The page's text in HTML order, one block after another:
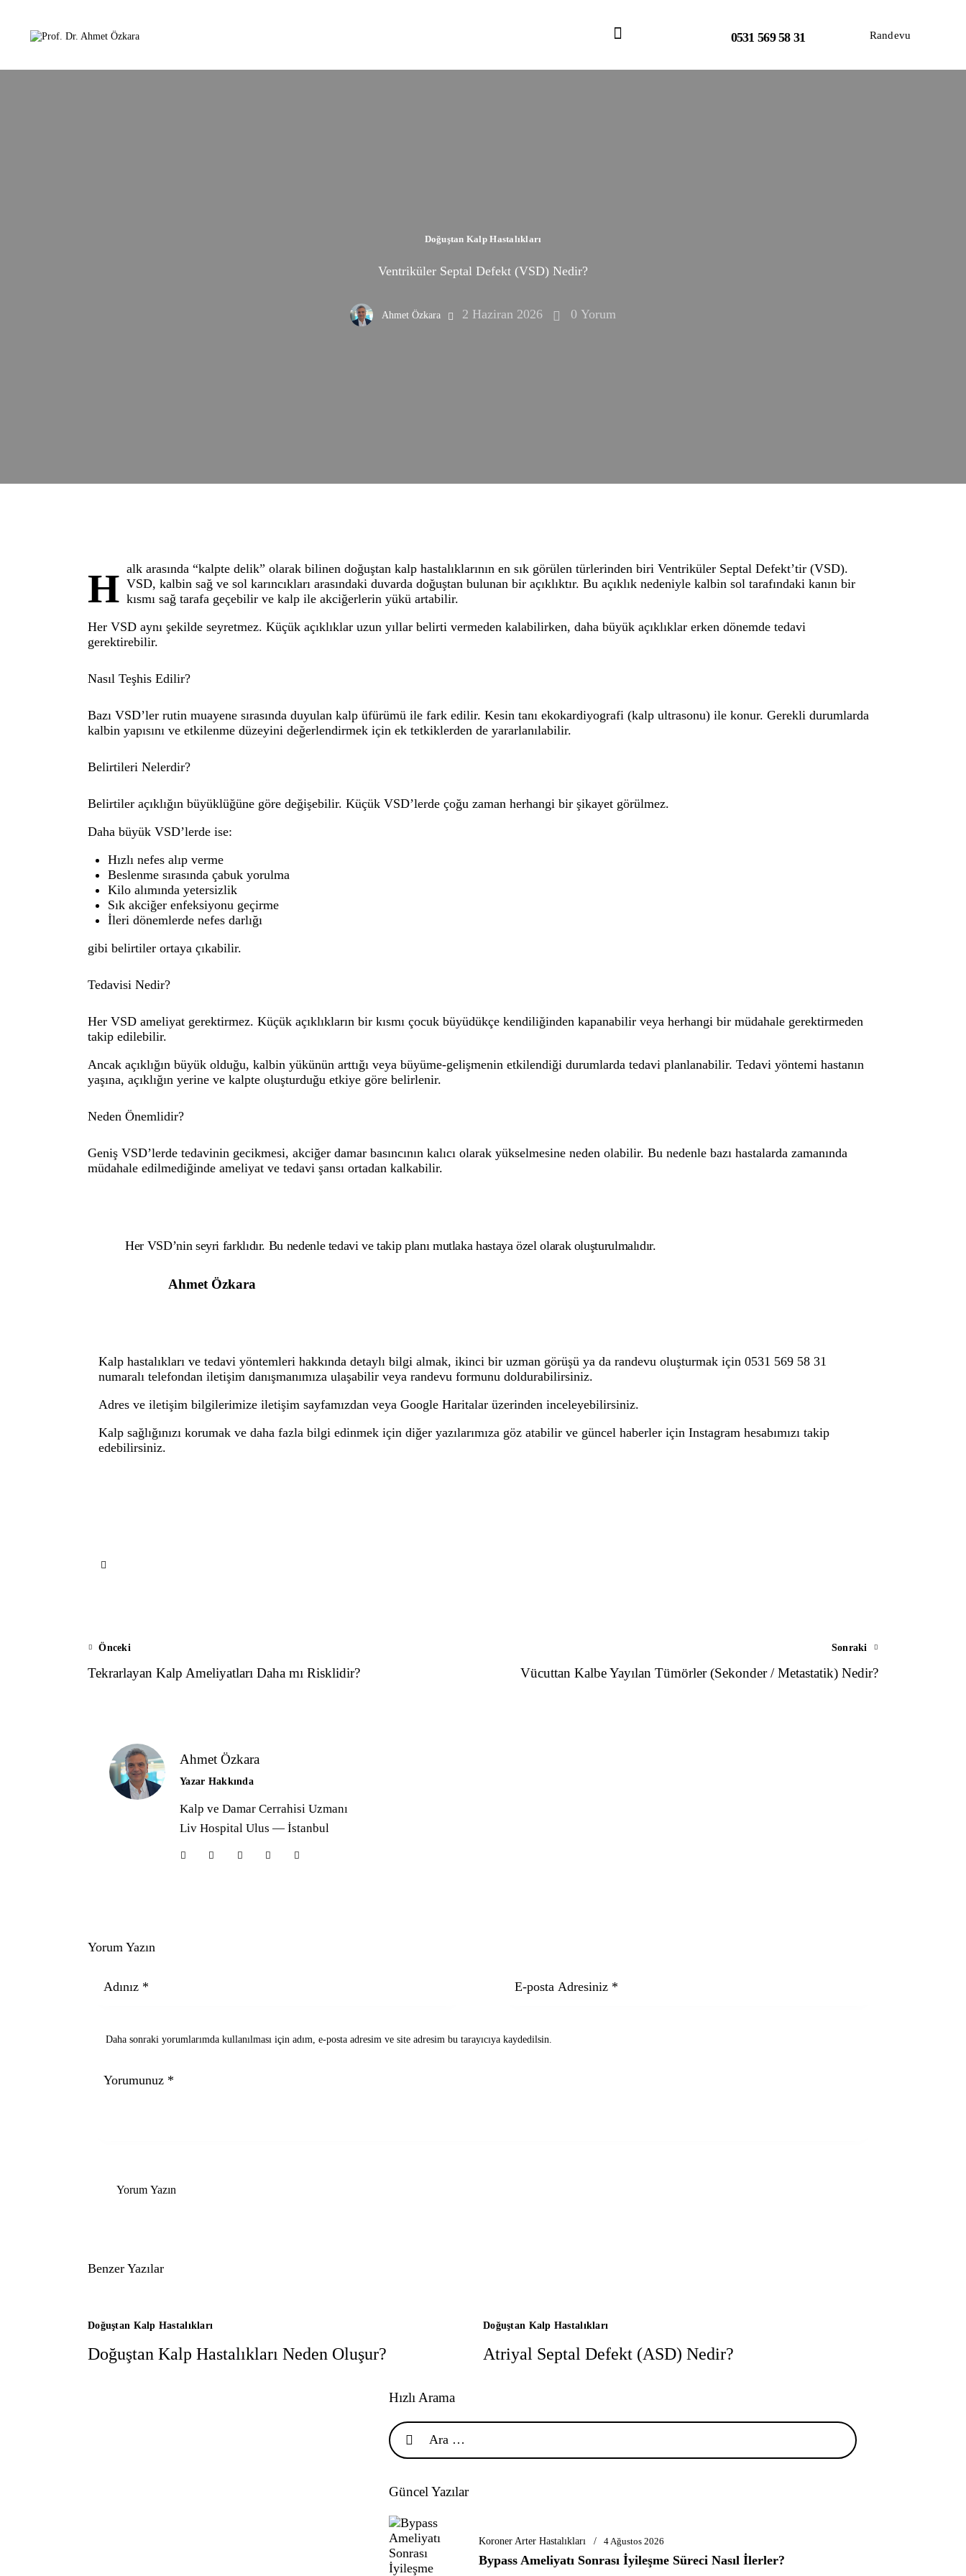
0531 569 58 31 Randevu
Doğuştan Kalp Hastalıkları
Ventriküler Septal Defekt (VSD) Nedir?
Ahmet Özkara 2 Haziran 2026 0 Yorum
H alk arasında “kalpte delik” olarak bilinen doğuştan kalp hastalıklarının en sık görülen türlerinden biri Ventriküler Septal Defekt’tir (VSD).
VSD, kalbin sağ ve sol karıncıkları arasındaki duvarda doğuştan bulunan bir açıklıktır. Bu açıklık nedeniyle kalbin sol tarafındaki kanın bir
kısmı sağ tarafa geçebilir ve kalp ile akciğerlerin yükü artabilir.
Her VSD aynı şekilde seyretmez. Küçük açıklıklar uzun yıllar belirti vermeden kalabilirken, daha büyük açıklıklar erken dönemde tedavi
gerektirebilir.
Nasıl Teşhis Edilir?
Bazı VSD’ler rutin muayene sırasında duyulan kalp üfürümü ile fark edilir. Kesin tanı ekokardiyografi (kalp ultrasonu) ile konur. Gerekli durumlarda
kalbin yapısını ve etkilenme düzeyini değerlendirmek için ek tetkiklerden de yararlanılabilir.
Belirtileri Nelerdir?
Belirtiler açıklığın büyüklüğüne göre değişebilir. Küçük VSD’lerde çoğu zaman herhangi bir şikayet görülmez.
Daha büyük VSD’lerde ise:
Hızlı nefes alıp verme
Beslenme sırasında çabuk yorulma
Kilo alımında yetersizlik
Sık akciğer enfeksiyonu geçirme
İleri dönemlerde nefes darlığı
gibi belirtiler ortaya çıkabilir.
Tedavisi Nedir?
Her VSD ameliyat gerektirmez. Küçük açıklıkların bir kısmı çocuk büyüdükçe kendiliğinden kapanabilir veya herhangi bir müdahale gerektirmeden
takip edilebilir.
Ancak açıklığın büyük olduğu, kalbin yükünün arttığı veya büyüme-gelişmenin etkilendiği durumlarda tedavi planlanabilir. Tedavi yöntemi hastanın
yaşına, açıklığın yerine ve kalpte oluşturduğu etkiye göre belirlenir.
Neden Önemlidir?
Geniş VSD’lerde tedavinin gecikmesi, akciğer damar basıncının kalıcı olarak yükselmesine neden olabilir. Bu nedenle bazı hastalarda zamanında
müdahale edilmediğinde ameliyat ve tedavi şansı ortadan kalkabilir.
Her VSD’nin seyri farklıdır. Bu nedenle tedavi ve takip planı mutlaka hastaya özel olarak oluşturulmalıdır.
Ahmet Özkara
Kalp hastalıkları ve tedavi yöntemleri hakkında detaylı bilgi almak, ikinci bir uzman görüşü ya da randevu oluşturmak için 0531 569 58 31
numaralı telefondan iletişim danışmanımıza ulaşabilir veya randevu formunu doldurabilirsiniz.
Adres ve iletişim bilgilerimize iletişim sayfamızdan veya Google Haritalar üzerinden inceleyebilirsiniz.
Kalp sağlığınızı korumak ve daha fazla bilgi edinmek için diğer yazılarımıza göz atabilir ve güncel haberler için Instagram hesabımızı takip
edebilirsiniz.
Önceki
Tekrarlayan Kalp Ameliyatları Daha mı Risklidir?
Sonraki
Vücuttan Kalbe Yayılan Tümörler (Sekonder / Metastatik) Nedir?
Ahmet Özkara
Yazar Hakkında
Kalp ve Damar Cerrahisi Uzmanı
Liv Hospital Ulus — İstanbul
Yorum Yazın
Daha sonraki yorumlarımda kullanılması için adım, e-posta adresim ve site adresim bu tarayıcıya kaydedilsin.
Benzer Yazılar
Doğuştan Kalp Hastalıkları
Doğuştan Kalp Hastalıkları Neden Oluşur?
Doğuştan Kalp Hastalıkları
Atriyal Septal Defekt (ASD) Nedir?
Hızlı Arama
Güncel Yazılar
Koroner Arter Hastalıkları 4 Ağustos 2026
Bypass Ameliyatı Sonrası İyileşme Süreci Nasıl İlerler?